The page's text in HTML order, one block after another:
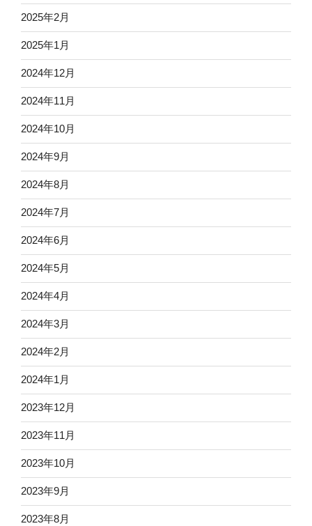
2025年2月
2025年1月
2024年12月
2024年11月
2024年10月
2024年9月
2024年8月
2024年7月
2024年6月
2024年5月
2024年4月
2024年3月
2024年2月
2024年1月
2023年12月
2023年11月
2023年10月
2023年9月
2023年8月